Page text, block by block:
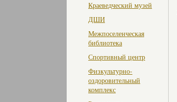
Краеведческий музей
ДШИ
Межпоселенческая
библиотека
Спортивный центр
Физкультурно-
оздоровительный
комплекс